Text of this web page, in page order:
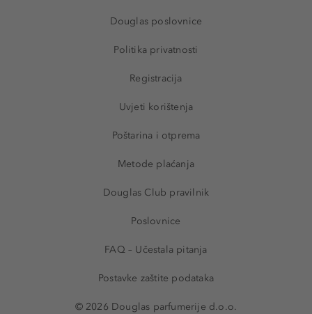
Douglas poslovnice
Politika privatnosti
Registracija
Uvjeti korištenja
Poštarina i otprema
Metode plaćanja
Douglas Club pravilnik
Poslovnice
FAQ – Učestala pitanja
Postavke zaštite podataka
© 2026 Douglas parfumerije d.o.o.